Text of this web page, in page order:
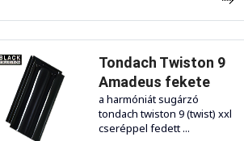
Tondach Twiston 9
Amadeus fekete
a harmóniát sugárzó
tondach twiston 9 (twist) xxl
cseréppel fedett ...